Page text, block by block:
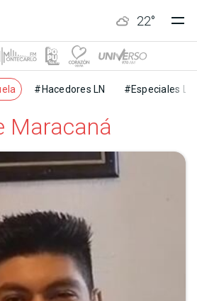
22°
#Hacedores LN #Especiales LN
Maracaná